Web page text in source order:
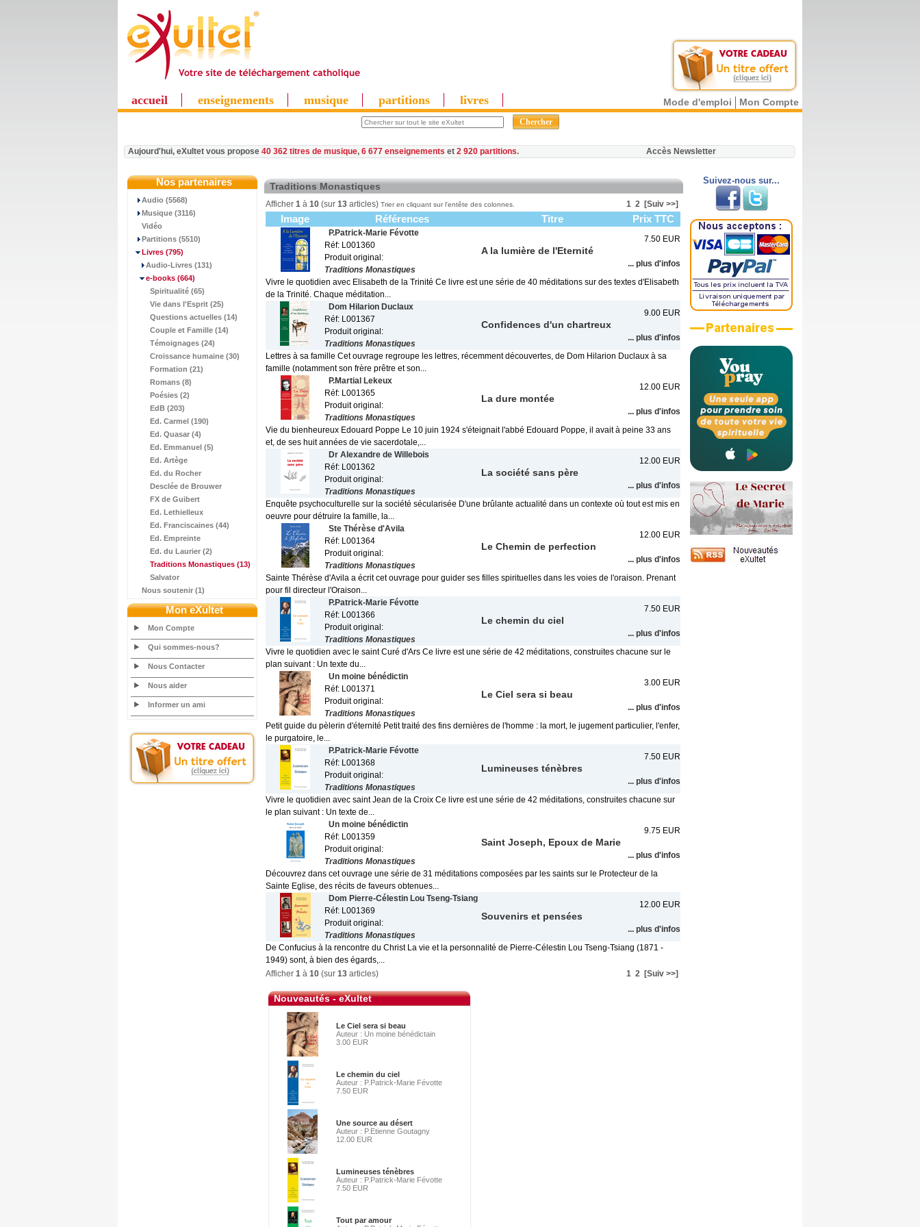
accueil enseignements musique partitions livres Mode d'emploi Mon Compte
Aujourd'hui, eXultet vous propose 40 362 titres de musique, 6 677 enseignements et 2 920 partitions. Accès Newsletter
Nos partenaires
Audio (5568)
Musique (3116)
Vidéo
Partitions (5510)
Livres (795)
Audio-Livres (131)
e-books (664)
Spiritualité (65)
Vie dans l'Esprit (25)
Questions actuelles (14)
Couple et Famille (14)
Témoignages (24)
Croissance humaine (30)
Formation (21)
Romans (8)
Poésies (2)
EdB (203)
Ed. Carmel (190)
Ed. Quasar (4)
Ed. Emmanuel (5)
Ed. Artège
Ed. du Rocher
Desclée de Brouwer
FX de Guibert
Ed. Lethielleux
Ed. Franciscaines (44)
Ed. Empreinte
Ed. du Laurier (2)
Traditions Monastiques (13)
Salvator
Nous soutenir (1)
Mon eXultet
Mon Compte
Qui sommes-nous?
Nous Contacter
Nous aider
Informer un ami
Traditions Monastiques
Afficher 1 à 10 (sur 13 articles) Trier en cliquant sur l'entête des colonnes. 1 2 [Suiv >>]
Image Références Titre Prix TTC
P.Patrick-Marie Févotte
Réf: L001360
Produit original:
Traditions Monastiques
A la lumière de l'Eternité
7.50 EUR
... plus d'infos
Vivre le quotidien avec Elisabeth de la Trinité Ce livre est une série de 40 méditations sur des textes d'Elisabeth
de la Trinité. Chaque méditation...
Dom Hilarion Duclaux
Réf: L001367
Produit original:
Traditions Monastiques
Confidences d'un chartreux
9.00 EUR
... plus d'infos
Lettres à sa famille Cet ouvrage regroupe les lettres, récemment découvertes, de Dom Hilarion Duclaux à sa
famille (notamment son frère prêtre et son...
P.Martial Lekeux
Réf: L001365
Produit original:
Traditions Monastiques
La dure montée
12.00 EUR
... plus d'infos
Vie du bienheureux Edouard Poppe Le 10 juin 1924 s'éteignait l'abbé Edouard Poppe, il avait à peine 33 ans
et, de ses huit années de vie sacerdotale,...
Dr Alexandre de Willebois
Réf: L001362
Produit original:
Traditions Monastiques
La société sans père
12.00 EUR
... plus d'infos
Enquête psychoculturelle sur la société sécularisée D'une brûlante actualité dans un contexte où tout est mis en
oeuvre pour détruire la famille, la...
Ste Thérèse d'Avila
Réf: L001364
Produit original:
Traditions Monastiques
Le Chemin de perfection
12.00 EUR
... plus d'infos
Sainte Thérèse d'Avila a écrit cet ouvrage pour guider ses filles spirituelles dans les voies de l'oraison. Prenant
pour fil directeur l'Oraison...
P.Patrick-Marie Févotte
Réf: L001366
Produit original:
Traditions Monastiques
Le chemin du ciel
7.50 EUR
... plus d'infos
Vivre le quotidien avec le saint Curé d'Ars Ce livre est une série de 42 méditations, construites chacune sur le
plan suivant : Un texte du...
Un moine bénédictin
Réf: L001371
Produit original:
Traditions Monastiques
Le Ciel sera si beau
3.00 EUR
... plus d'infos
Petit guide du pèlerin d'éternité Petit traité des fins dernières de l'homme : la mort, le jugement particulier, l'enfer,
le purgatoire, le...
P.Patrick-Marie Févotte
Réf: L001368
Produit original:
Traditions Monastiques
Lumineuses ténèbres
7.50 EUR
... plus d'infos
Vivre le quotidien avec saint Jean de la Croix Ce livre est une série de 42 méditations, construites chacune sur
le plan suivant : Un texte de...
Un moine bénédictin
Réf: L001359
Produit original:
Traditions Monastiques
Saint Joseph, Epoux de Marie
9.75 EUR
... plus d'infos
Découvrez dans cet ouvrage une série de 31 méditations composées par les saints sur le Protecteur de la
Sainte Eglise, des récits de faveurs obtenues...
Dom Pierre-Célestin Lou Tseng-Tsiang
Réf: L001369
Produit original:
Traditions Monastiques
Souvenirs et pensées
12.00 EUR
... plus d'infos
De Confucius à la rencontre du Christ La vie et la personnalité de Pierre-Célestin Lou Tseng-Tsiang (1871 -
1949) sont, à bien des égards,...
Afficher 1 à 10 (sur 13 articles) 1 2 [Suiv >>]
Nouveautés - eXultet
Le Ciel sera si beau
Auteur : Un moine bénédictain
3.00 EUR
Le chemin du ciel
Auteur : P.Patrick-Marie Févotte
7.50 EUR
Une source au désert
Auteur : P.Etienne Goutagny
12.00 EUR
Lumineuses ténèbres
Auteur : P.Patrick-Marie Févotte
7.50 EUR
Tout par amour
Suivez-nous sur...